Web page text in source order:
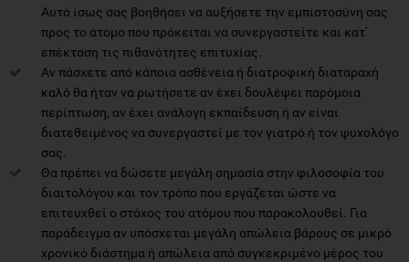
Αυτό ίσως σας βοηθήσει να αυξήσετε την εμπιστοσύνη σας
προς το άτομο που πρόκειται να συνεργαστείτε και κατ'
επέκταση τις πιθανότητες επιτυχίας.
Αν πάσχετε από κάποια ασθένεια ή διατροφική διαταραχή
καλό θα ήταν να ρωτήσετε αν έχει δουλέψει παρόμοια
περίπτωση, αν έχει ανάλογη εκπαίδευση ή αν είναι
διατεθειμένος να συνεργαστεί με τον γιατρό ή τον ψυχολόγο
σας.
Θα πρέπει να δώσετε μεγάλη σημασία στην φιλοσοφία του
διαιτολόγου και τον τρόπο που εργάζεται ώστε να
επιτευχθεί ο στόχος του ατόμου που παρακολουθεί. Για
παράδειγμα αν υπόσχεται μεγάλη απώλεια βάρους σε μικρό
χρονικό διάστημα ή απώλεια από συγκεκριμένο μέρος του